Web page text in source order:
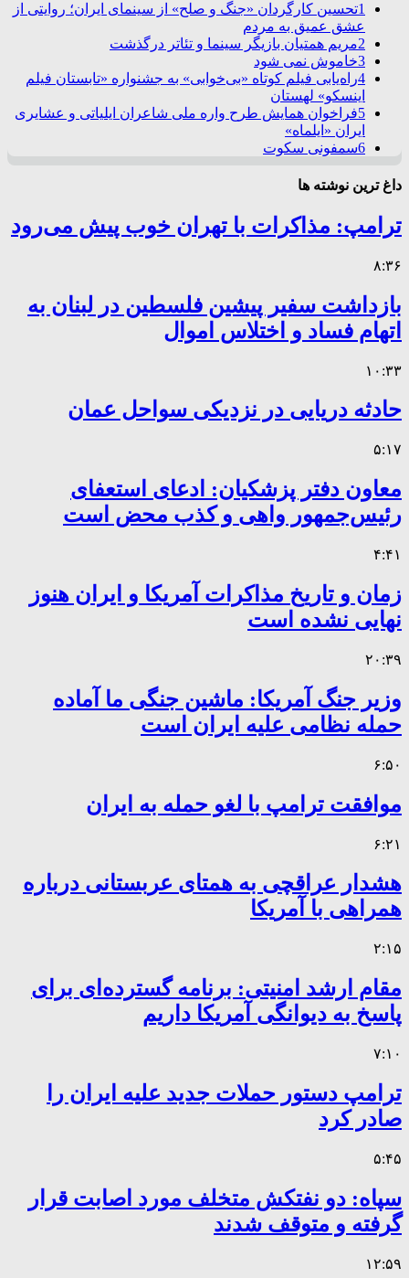
1تحسین کارگردان «جنگ و صلح» از سینمای ایران؛ روایتی از
عشق عمیق به مردم
2مریم همتیان بازیگر سینما و تئاتر درگذشت
3خاموش نمی شود
4راه‌یابی فیلم کوتاه «بی‌خوابی» به جشنواره «تابستان فیلم
اینسکو» لهستان
5فراخوان همایش طرح واره ملی شاعران ایلیاتی و عشایری
ایران «ایلماه»
6سمفونی سکوت
داغ ترین نوشته ها
ترامپ: مذاکرات با تهران خوب پیش می‌رود
۸:۳۶
بازداشت سفیر پیشین فلسطین در لبنان به
اتهام فساد و اختلاس اموال
۱۰:۳۳
حادثه دریایی در نزدیکی سواحل عمان
۵:۱۷
معاون دفتر پزشکیان: ادعای استعفای
رئیس‌جمهور واهی و کذب محض است
۴:۴۱
زمان و تاریخ مذاکرات آمریکا و ایران هنوز
نهایی نشده است
۲۰:۳۹
وزیر جنگ آمریکا: ماشین جنگی ما آماده
حمله نظامی علیه ایران است
۶:۵۰
موافقت ترامپ با لغو حمله به ایران
۶:۲۱
هشدار عراقچی به همتای عربستانی درباره
همراهی با آمریکا
۲:۱۵
مقام ارشد امنیتی: برنامه گسترده‌ای برای
پاسخ به دیوانگی آمریکا داریم
۷:۱۰
ترامپ دستور حملات جدید علیه ایران را
صادر کرد
۵:۴۵
سپاه: دو نفتکش متخلف مورد اصابت قرار
گرفته و متوقف شدند
۱۲:۵۹